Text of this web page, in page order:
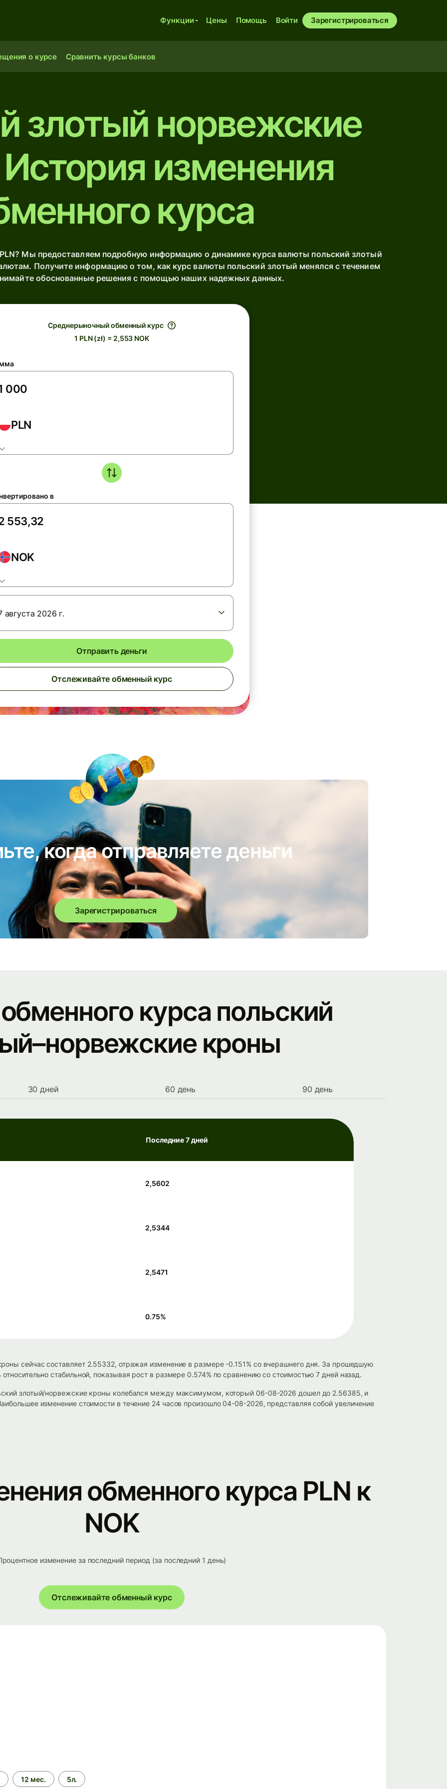
Функции Цены Помощь Войти Зарегистрироваться
о курсе Сравнить курсы банков
злотый норвежские
изменения
курса
Мы предоставляем подробную информацию о динамике курса валюты польский злотый
Получите информацию о том, как курс валюты польский злотый менялся с течением
обоснованные решения с помощью наших надежных данных.
Среднерыночный обменный курс
1 PLN (zł) = 2,553 NOK
PLN
в
NOK
августа 2026 г.
Отправить деньги
Отслеживайте обменный курс
когда отправляете деньги
Зарегистрироваться
курса польский
кроны
30 дней 60 день 90 день
Последние 7 дней
2,5602
2,5344
2,5471
0.75%
сейчас составляет 2.55332, отражая изменение в размере -0.151% со вчерашнего дня. За прошедшую
стабильной, показывая рост в размере 0.574% по сравнению со стоимостью 7 дней назад.
злотый/норвежские кроны колебался между максимумом, который 06-08-2026 дошел до 2.56385, и
изменение стоимости в течение 24 часов произошло 04-08-2026, представляя собой увеличение
обменного курса PLN к
NOK
изменение за последний период (за последний 1 день)
Отслеживайте обменный курс
12 мес. 5л.